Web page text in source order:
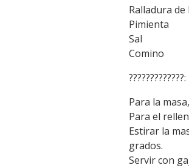
Ralladura de
Pimienta
Sal
Comino
?????????????:
Para la
Para el
Estirar la
grados.
Servir con